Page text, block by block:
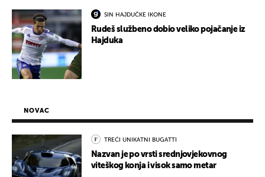
SIN HAJDUČKE IKONE
Rudeš službeno dobio veliko pojačanje iz
Hajduka
NOVAC
TREĆI UNIKATNI BUGATTI
Nazvan je po vrsti srednjovjekovnog
viteškog konja i visok samo metar